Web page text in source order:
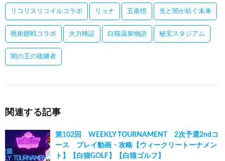
リコリスリコイルコラボ リョナ 五条悟 光と闇が紡ぐ未来
呪術廻戦コラボ 火力検証 白猫温泉物語 秘宝スタジアム
闇の王の後継者
関連する記事
第102回 WEEKLY TOURNAMENT 2次予選2ndコ
ース プレイ動画・攻略【ウィークリートーナメン
ト】【白猫GOLF】【白猫ゴルフ】